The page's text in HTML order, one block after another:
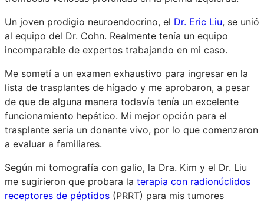
Un joven prodigio neuroendocrino, el Dr. Eric Liu, se unió
al equipo del Dr. Cohn. Realmente tenía un equipo
incomparable de expertos trabajando en mi caso.
Me sometí a un examen exhaustivo para ingresar en la
lista de trasplantes de hígado y me aprobaron, a pesar
de que de alguna manera todavía tenía un excelente
funcionamiento hepático. Mi mejor opción para el
trasplante sería un donante vivo, por lo que comenzaron
a evaluar a familiares.
Según mi tomografía con galio, la Dra. Kim y el Dr. Liu
me sugirieron que probara la terapia con radionúclidos
receptores de péptidos (PRRT) para mis tumores